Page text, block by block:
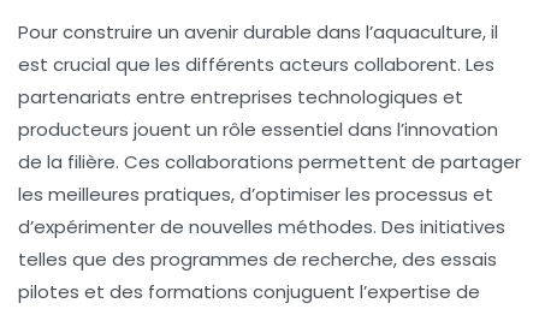
Pour construire un avenir durable dans l’aquaculture, il
est crucial que les différents acteurs collaborent. Les
partenariats entre entreprises technologiques et
producteurs jouent un rôle essentiel dans l’innovation
de la filière. Ces collaborations permettent de partager
les meilleures pratiques, d’optimiser les processus et
d’expérimenter de nouvelles méthodes. Des initiatives
telles que des programmes de recherche, des essais
pilotes et des formations conjuguent l’expertise de